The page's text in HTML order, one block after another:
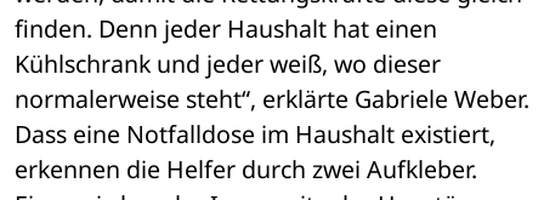
finden. Denn jeder Haushalt hat einen
Kühlschrank und jeder weiß, wo dieser
normalerweise steht“, erklärte Gabriele Weber.
Dass eine Notfalldose im Haushalt existiert,
erkennen die Helfer durch zwei Aufkleber.